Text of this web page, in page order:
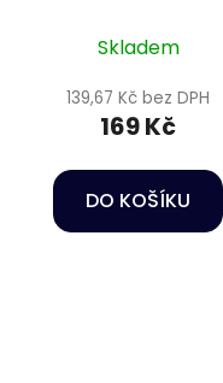
Skladem
139,67 Kč bez DPH
169 Kč
DO KOŠÍKU